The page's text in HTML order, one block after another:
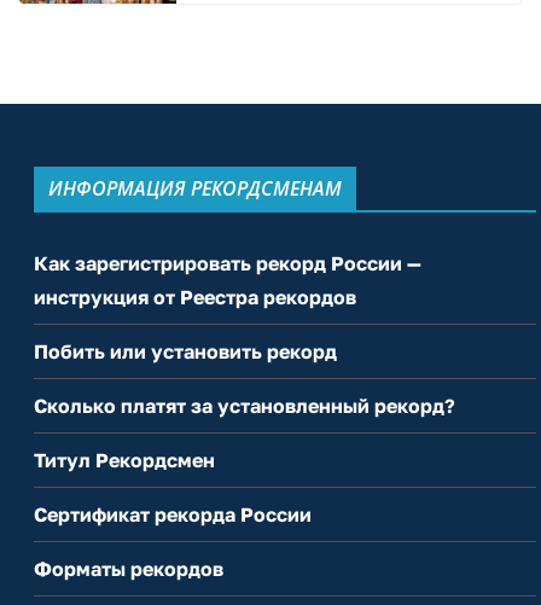
ИНФОРМАЦИЯ РЕКОРДСМЕНАМ
Как зарегистрировать рекорд России —
инструкция от Реестра рекордов
Побить или установить рекорд
Сколько платят за установленный рекорд?
Титул Рекордсмен
Сертификат рекорда России
Форматы рекордов